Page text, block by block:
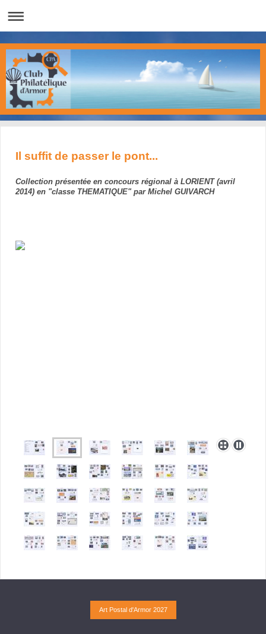
Il suffit de passer le pont...
Collection présentée en concours régional à LORIENT (avril
2014) en "classe THEMATIQUE" par Michel GUIVARCH
Art Postal d'Armor 2027